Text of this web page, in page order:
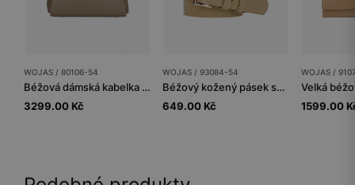
WOJAS / 80106-54
Béžová dámská kabelka z lícové kůže
3299.00 Kč
WOJAS / 93084-54
Béžový kožený pásek se zlatou sponou
649.00 Kč
WOJAS /
1599.00